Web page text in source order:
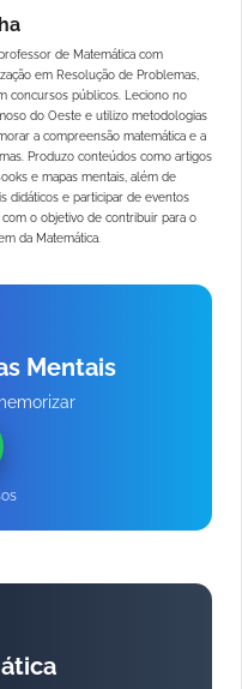
de Matemática com
em Resolução de Problemas,
concursos públicos. Leciono no
do Oeste e utilizo metodologias
a compreensão matemática e a
Produzo conteúdos como artigos
e mapas mentais, além de
didáticos e participar de eventos
o objetivo de contribuir para o
da Matemática.
Mentais